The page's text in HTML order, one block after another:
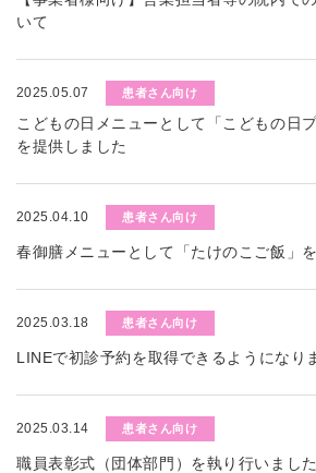
いて
2025.05.07 患者さん向け
こどもの日メニューとして「こどもの日
を提供しました
2025.04.10 患者さん向け
春御膳メニューとして「たけのこご飯」
2025.03.18 患者さん向け
LINEで初診予約を取得できるようになり
2025.03.14 患者さん向け
職員表彰式（団体部門）を執り行いました